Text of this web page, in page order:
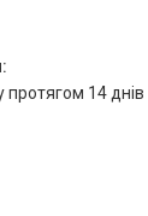
протягом 14 днів